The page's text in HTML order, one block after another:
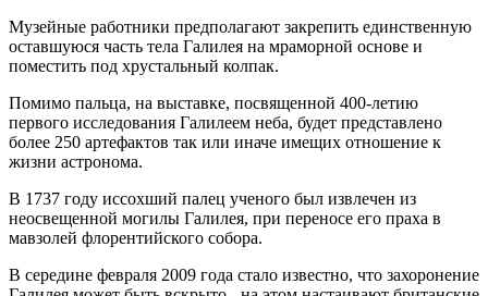
Музейные работники предполагают закрепить единственную
оставшуюся часть тела Галилея на мраморной основе и
поместить под хрустальный колпак.
Помимо пальца, на выставке, посвященной 400-летию
первого исследования Галилеем неба, будет представлено
более 250 артефактов так или иначе имещих отношение к
жизни астронома.
В 1737 году иссохший палец ученого был извлечен из
неосвещенной могилы Галилея, при переносе его праха в
мавзолей флорентийского собора.
В середине февраля 2009 года стало известно, что захоронение